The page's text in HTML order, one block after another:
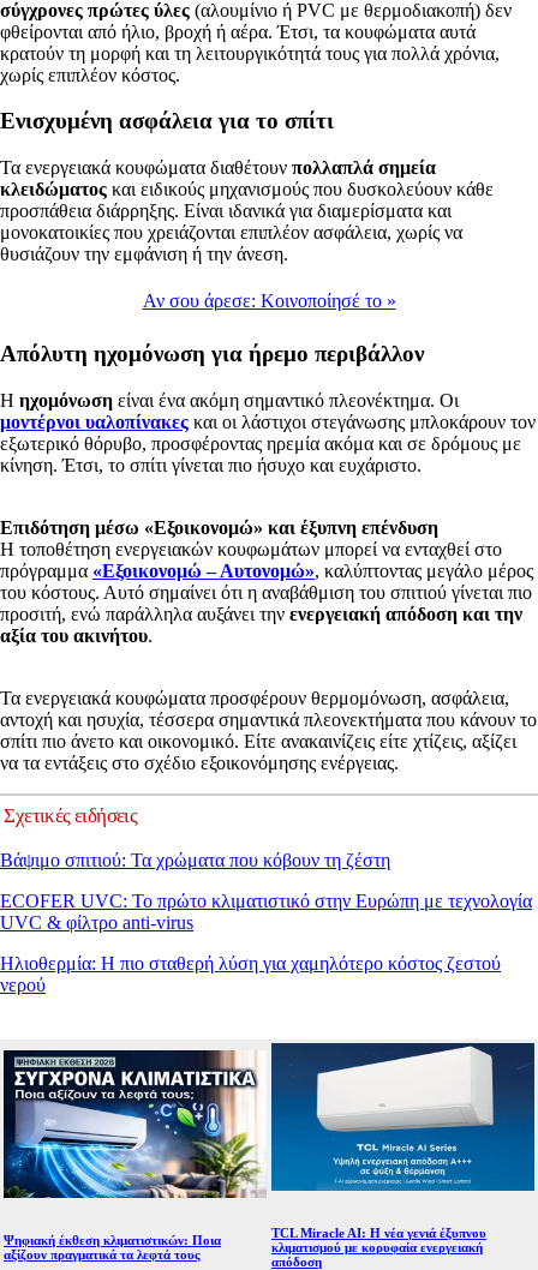
σύγχρονες πρώτες ύλες (αλουμίνιο ή PVC με θερμοδιακοπή) δεν
φθείρονται από ήλιο, βροχή ή αέρα. Έτσι, τα κουφώματα αυτά
κρατούν τη μορφή και τη λειτουργικότητά τους για πολλά χρόνια,
χωρίς επιπλέον κόστος.
Ενισχυμένη ασφάλεια για το σπίτι
Τα ενεργειακά κουφώματα διαθέτουν πολλαπλά σημεία
κλειδώματος και ειδικούς μηχανισμούς που δυσκολεύουν κάθε
προσπάθεια διάρρηξης. Είναι ιδανικά για διαμερίσματα και
μονοκατοικίες που χρειάζονται επιπλέον ασφάλεια, χωρίς να
θυσιάζουν την εμφάνιση ή την άνεση.
Αν σου άρεσε: Κοινοποίησέ το »
Απόλυτη ηχομόνωση για ήρεμο περιβάλλον
Η ηχομόνωση είναι ένα ακόμη σημαντικό πλεονέκτημα. Οι
μοντέρνοι υαλοπίνακες και οι λάστιχοι στεγάνωσης μπλοκάρουν τον
εξωτερικό θόρυβο, προσφέροντας ηρεμία ακόμα και σε δρόμους με
κίνηση. Έτσι, το σπίτι γίνεται πιο ήσυχο και ευχάριστο.
Επιδότηση μέσω «Εξοικονομώ» και έξυπνη επένδυση
Η τοποθέτηση ενεργειακών κουφωμάτων μπορεί να ενταχθεί στο
πρόγραμμα «Εξοικονομώ – Αυτονομώ», καλύπτοντας μεγάλο μέρος
του κόστους. Αυτό σημαίνει ότι η αναβάθμιση του σπιτιού γίνεται πιο
προσιτή, ενώ παράλληλα αυξάνει την ενεργειακή απόδοση και την
αξία του ακινήτου.
Τα ενεργειακά κουφώματα προσφέρουν θερμομόνωση, ασφάλεια,
αντοχή και ησυχία, τέσσερα σημαντικά πλεονεκτήματα που κάνουν το
σπίτι πιο άνετο και οικονομικό. Είτε ανακαινίζεις είτε χτίζεις, αξίζει
να τα εντάξεις στο σχέδιο εξοικονόμησης ενέργειας.
Σχετικές ειδήσεις
Βάψιμο σπιτιού: Τα χρώματα που κόβουν τη ζέστη
ECOFER UVC: Το πρώτο κλιματιστικό στην Ευρώπη με τεχνολογία
UVC & φίλτρο anti-virus
Ηλιοθερμία: Η πιο σταθερή λύση για χαμηλότερο κόστος ζεστού
νερού
Ψηφιακή έκθεση κλιματιστικών: Ποια
αξίζουν πραγματικά τα λεφτά τους
TCL Miracle AI: Η νέα γενιά έξυπνου
κλιματισμού με κορυφαία ενεργειακή
απόδοση